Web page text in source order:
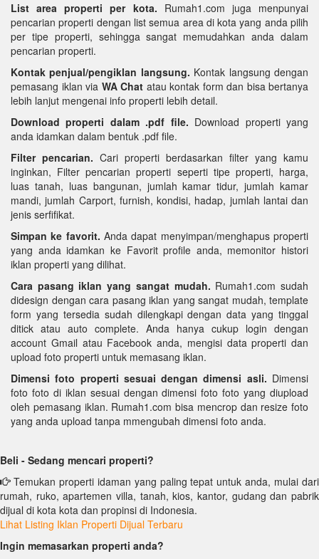
List area properti per kota. Rumah1.com juga menpunyai
pencarian properti dengan list semua area di kota yang anda pilih
per tipe properti, sehingga sangat memudahkan anda dalam
pencarian properti.
Kontak penjual/pengiklan langsung. Kontak langsung dengan
pemasang iklan via WA Chat atau kontak form dan bisa bertanya
lebih lanjut mengenai info properti lebih detail.
Download properti dalam .pdf file. Download properti yang
anda idamkan dalam bentuk .pdf file.
Filter pencarian. Cari properti berdasarkan filter yang kamu
inginkan, Filter pencarian properti seperti tipe properti, harga,
luas tanah, luas bangunan, jumlah kamar tidur, jumlah kamar
mandi, jumlah Carport, furnish, kondisi, hadap, jumlah lantai dan
jenis serfifikat.
Simpan ke favorit. Anda dapat menyimpan/menghapus properti
yang anda idamkan ke Favorit profile anda, memonitor histori
iklan properti yang dilihat.
Cara pasang iklan yang sangat mudah. Rumah1.com sudah
didesign dengan cara pasang iklan yang sangat mudah, template
form yang tersedia sudah dilengkapi dengan data yang tinggal
ditick atau auto complete. Anda hanya cukup login dengan
account Gmail atau Facebook anda, mengisi data properti dan
upload foto properti untuk memasang iklan.
Dimensi foto properti sesuai dengan dimensi asli. Dimensi
foto foto di iklan sesuai dengan dimensi foto foto yang diupload
oleh pemasang iklan. Rumah1.com bisa mencrop dan resize foto
yang anda upload tanpa mmengubah dimensi foto anda.
Beli - Sedang mencari properti?
Temukan properti idaman yang paling tepat untuk anda, mulai dari
rumah, ruko, apartemen villa, tanah, kios, kantor, gudang dan pabrik
dijual di kota kota dan propinsi di Indonesia.
Lihat Listing Iklan Properti Dijual Terbaru
Ingin memasarkan properti anda?